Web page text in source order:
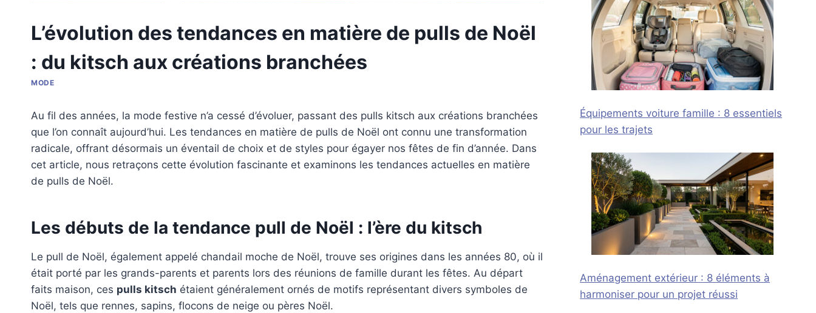
L’évolution des tendances en matière de pulls de Noël
: du kitsch aux créations branchées
MODE
Au fil des années, la mode festive n’a cessé d’évoluer, passant des pulls kitsch aux créations branchées
que l’on connaît aujourd’hui. Les tendances en matière de pulls de Noël ont connu une transformation
radicale, offrant désormais un éventail de choix et de styles pour égayer nos fêtes de fin d’année. Dans
cet article, nous retraçons cette évolution fascinante et examinons les tendances actuelles en matière
de pulls de Noël.
Les débuts de la tendance pull de Noël : l’ère du kitsch
Le pull de Noël, également appelé chandail moche de Noël, trouve ses origines dans les années 80, où il
était porté par les grands-parents et parents lors des réunions de famille durant les fêtes. Au départ
faits maison, ces pulls kitsch étaient généralement ornés de motifs représentant divers symboles de
Noël, tels que rennes, sapins, flocons de neige ou pères Noël.
Équipements voiture famille : 8 essentiels
pour les trajets
Aménagement extérieur : 8 éléments à
harmoniser pour un projet réussi